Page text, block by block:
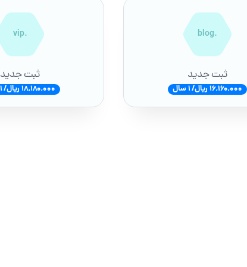
.blog
ثبت جدید
16,160,000 ریال/ 1 سال
.vip
ثبت جدید
18,180,000 ریال/ 1 سال